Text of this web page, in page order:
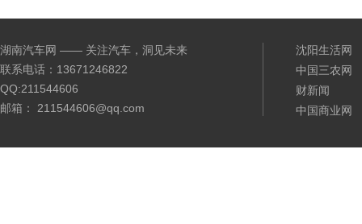
湖南汽车网 —— 关注汽车，洞见未来
联系电话：13671246822
QQ:211544606
邮箱： 211544606@qq.com
沈阳生活网
中国三农网
财新闻
中国商业网